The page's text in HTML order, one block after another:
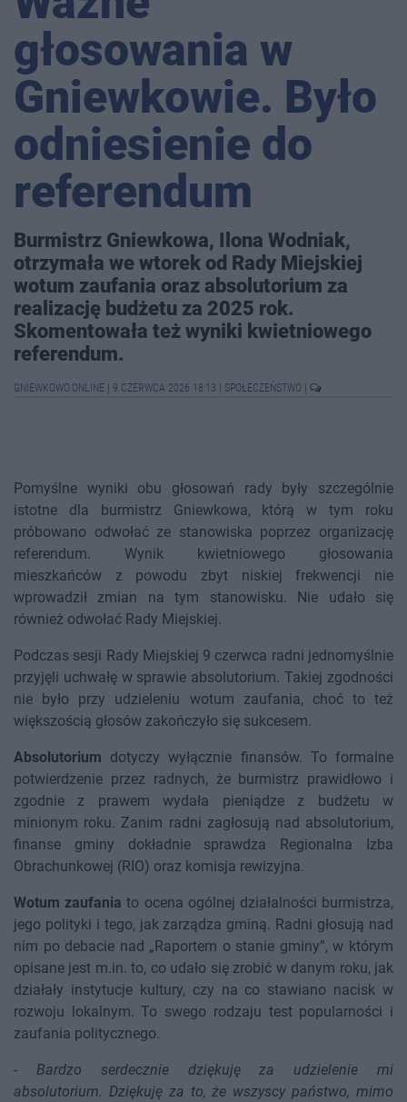
głosowania w
Gniewkowie. Było
odniesienie do
referendum
Burmistrz Gniewkowa, Ilona Wodniak,
otrzymała we wtorek od Rady Miejskiej
wotum zaufania oraz absolutorium za
realizację budżetu za 2025 rok.
Skomentowała też wyniki kwietniowego
referendum.
GNIEWKOWO.ONLINE 9 CZERWCA 2026 18:13 SPOŁECZEŃSTWO
Pomyślne wyniki obu głosowań rady były szczególnie
istotne dla burmistrz Gniewkowa, którą w tym roku
próbowano odwołać ze stanowiska poprzez organizację
referendum. Wynik kwietniowego głosowania
mieszkańców z powodu zbyt niskiej frekwencji nie
wprowadził zmian na tym stanowisku. Nie udało się
również odwołać Rady Miejskiej.
Podczas sesji Rady Miejskiej 9 czerwca radni jednomyślnie
przyjęli uchwałę w sprawie absolutorium. Takiej zgodności
nie było przy udzieleniu wotum zaufania, choć to też
większością głosów zakończyło się sukcesem.
Absolutorium dotyczy wyłącznie finansów. To formalne
potwierdzenie przez radnych, że burmistrz prawidłowo i
zgodnie z prawem wydała pieniądze z budżetu w
minionym roku. Zanim radni zagłosują nad absolutorium,
finanse gminy dokładnie sprawdza Regionalna Izba
Obrachunkowej (RIO) oraz komisja rewizyjna.
Wotum zaufania to ocena ogólnej działalności burmistrza,
jego polityki i tego, jak zarządza gminą. Radni głosują nad
nim po debacie nad „Raportem o stanie gminy”, w którym
opisane jest m.in. to, co udało się zrobić w danym roku, jak
działały instytucje kultury, czy na co stawiano nacisk w
rozwoju lokalnym. To swego rodzaju test popularności i
zaufania politycznego.
- Bardzo serdecznie dziękuję za udzielenie mi
absolutorium. Dziękuję za to, że wszyscy państwo, mimo